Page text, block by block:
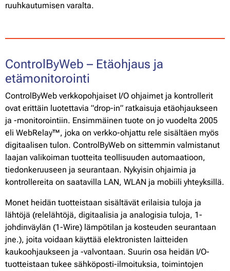
ruuhkautumisen varalta.
ControlByWeb – Etäohjaus ja
etämonitorointi
ControlByWeb verkkopohjaiset I/O ohjaimet ja kontrollerit
ovat erittäin luotettavia ”drop-in” ratkaisuja etäohjaukseen
ja -monitorointiin. Ensimmäinen tuote on jo vuodelta 2005
eli WebRelay™, joka on verkko-ohjattu rele sisältäen myös
digitaalisen tulon. ControlByWeb on sittemmin valmistanut
laajan valikoiman tuotteita teollisuuden automaatioon,
tiedonkeruuseen ja seurantaan. Nykyisin ohjaimia ja
kontrollereita on saatavilla LAN, WLAN ja mobiili yhteyksillä.
Monet heidän tuotteistaan ​​sisältävät erilaisia ​​tuloja ja
lähtöjä (relelähtöjä, digitaalisia ja analogisia tuloja, 1-
johdinväylän (1-Wire) lämpötilan ja kosteuden seurantaan
jne.), joita voidaan käyttää elektronisten laitteiden
kaukoohjaukseen ja -valvontaan. Suurin osa heidän I/O-
tuotteistaan ​​tukee sähköposti-ilmoituksia, toimintojen